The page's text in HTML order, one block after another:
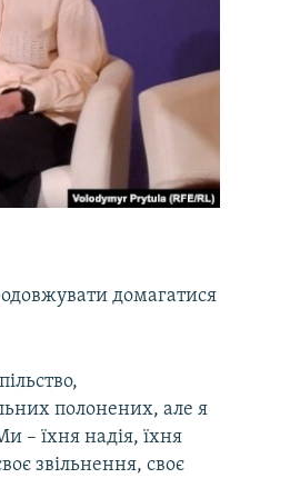
домагатися
полонених, але я
– їхня надія, їхня
звільнення, своє